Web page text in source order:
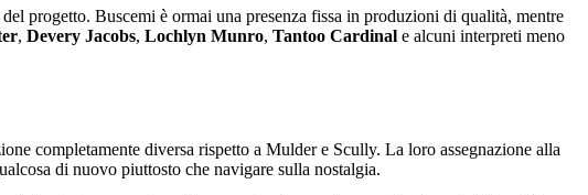
progetto. Buscemi è ormai una presenza fissa in produzioni di qualità, mentre
, Devery Jacobs, Lochlyn Munro, Tantoo Cardinal e alcuni interpreti meno
completamente diversa rispetto a Mulder e Scully. La loro assegnazione alla
di nuovo piuttosto che navigare sulla nostalgia.